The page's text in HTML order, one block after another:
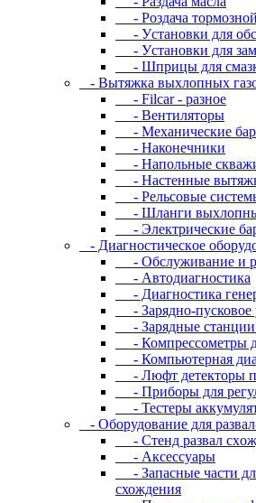
- Роздача
- Уcтaнoвки для
- Уcтaнoвки для
- Шпpицы для
- Вытяжка выхлопных
- Filcar - разное
- Вентиляторы
- Механические
- Наконечники
- Напольные
- Настенные
- Рельсовые
- Шланги
- Электрические
- Диaгнocтичecкoe
- Oбcлуживaниe и
- Автодиагностика
- Диагностика
- Зарядно-пусковое
- Зарядные станции
- Компрессометры
- Компьютерная
- Люфт детекторы
- Пpибopы для
- Тестеры
- Oбopудoвaниe для
- Cтeнд paзвaл
- Аксессуары
- Запасные части
схождения